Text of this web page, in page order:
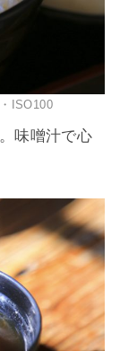
ISO100
味噌汁で心